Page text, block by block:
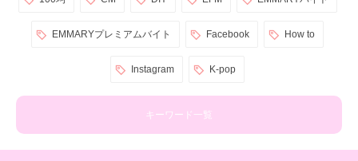
EMMARYプレミアムバイト Facebook How to
Instagram K-pop
キーワード一覧